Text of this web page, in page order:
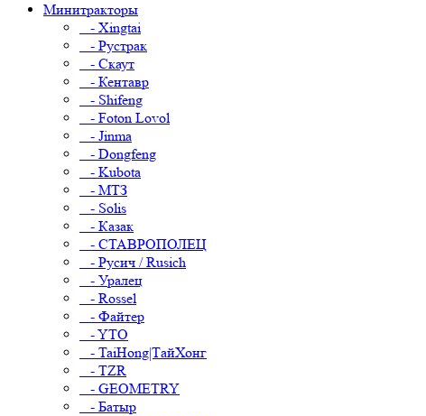
Минитракторы
- Xingtai
- Рустрак
- Скаут
- Кентавр
- Shifeng
- Foton Lovol
- Jinma
- Dongfeng
- Kubota
- МТЗ
- Solis
- Казак
- СТАВРОПОЛЕЦ
- Русич / Rusich
- Уралец
- Rossel
- Файтер
- YTO
- TaiHong|ТайХонг
- TZR
- GEOMETRY
- Батыр